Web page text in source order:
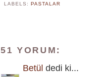
LABELS:PASTALAR
51 YORUM:
Betül dedi ki...